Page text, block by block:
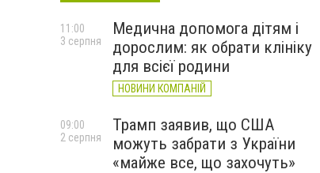
Медична допомога дітям і
дорослим: як обрати клініку
для всієї родини
НОВИНИ КОМПАНІЙ
11:00
3 серпня
Трамп заявив, що США
можуть забрати з України
«майже все, що захочуть»
09:00
2 серпня